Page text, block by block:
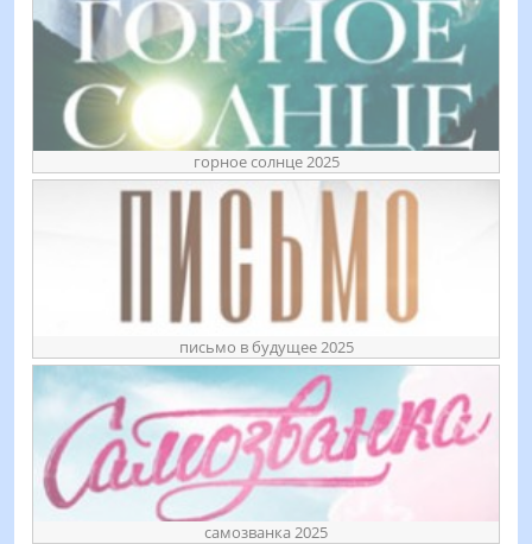
горное солнце 2025
письмо в будущее 2025
самозванка 2025